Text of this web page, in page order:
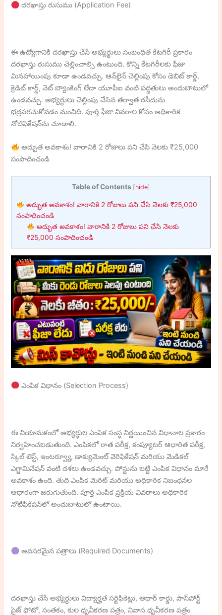
దరఖాస్తు రుసుము (Application Fee)
ఈ ఉద్యోగానికి దరఖాస్తు చేసే అభ్యర్థులు సంబంధిత కేటగిరీ ప్రకారం
దరఖాస్తు రుసుము చెల్లించాల్సి ఉంటుంది. కొన్ని కేటగిరీలకు ఫీజు
మినహాయింపు కూడా ఉండవచ్చు. ఆన్‌లైన్ చెల్లింపు కోసం డెబిట్ కార్డ్,
క్రెడిట్ కార్డ్, నెట్ బ్యాంకింగ్ లేదా యూపీఐ వంటి పద్ధతులు అందుబాటులో
ఉండవచ్చు. అభ్యర్థులు చెల్లింపు చేసిన తర్వాత రసీదును
భద్రపరచుకోవడం మంచిది. పూర్తి ఫీజు వివరాల కోసం అధికారిక
నోటిఫికేషన్‌ను చూడాలి.
అద్భుత అవకాశం! వారానికి 2 రోజులు పని చేసి నెలకు ₹25,000
సంపాదించండి
Table of Contents [hide]
అద్భుత అవకాశం! వారానికి 2 రోజులు పని చేసి నెలకు ₹25,000
సంపాదించండి
అద్భుత అవకాశం! వారానికి 2 రోజులు పని చేసి నెలకు
₹25,000 సంపాదించండి
ఎంపిక విధానం (Selection Process)
ఈ నియామకంలో అభ్యర్థుల ఎంపిక సంస్థ నిర్ణయించిన విధానాల ప్రకారం
నిర్వహించబడుతుంది. ఎంపికలో రాత పరీక్ష, కంప్యూటర్ ఆధారిత పరీక్ష,
స్కిల్ టెస్ట్, ఇంటర్వ్యూ, డాక్యుమెంట్ వెరిఫికేషన్ మరియు మెడికల్
ఎగ్జామినేషన్ వంటి దశలు ఉండవచ్చు. పోస్టును బట్టి ఎంపిక విధానం మారే
అవకాశం ఉంది. తుది ఎంపిక మెరిట్ మరియు అధికారిక నిబంధనల
ఆధారంగా జరుగుతుంది. పూర్తి ఎంపిక ప్రక్రియ వివరాలు అధికారిక
నోటిఫికేషన్‌లో అందుబాటులో ఉంటాయి.
అవసరమైన పత్రాలు (Required Documents)
దరఖాస్తు చేసే అభ్యర్థులు విద్యార్హత సర్టిఫికెట్లు, ఆధార్ కార్డు, పాస్‌పోర్ట్
సైజ్ ఫోటో, సంతకం, కుల ధృవీకరణ పత్రం, నివాస ధృవీకరణ పత్రం